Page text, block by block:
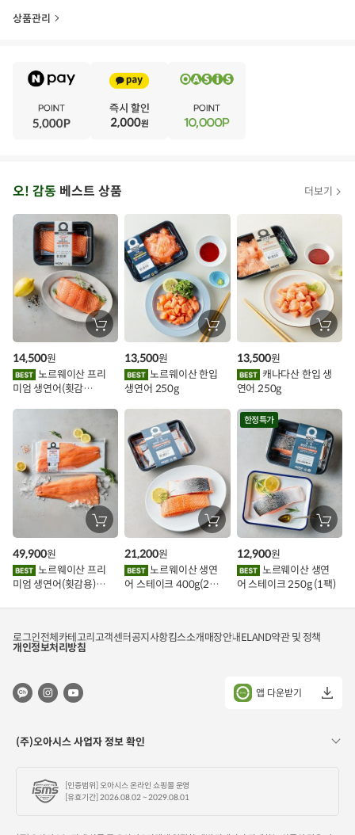
상품관리
아
시
인
이
트
오! 감동 베스트 상품 더보기
장
바
에
담
노르웨이산 프리
미엄 생연어(횟감
14,500원
장
바
에
담
노르웨이산 한입
생연어 250g
13,500원
장
바
에
담
연어 250g
13,500원
장
바
에
담
기
노르웨이산 프리
미엄 생연어(횟감용)
49,900원
장
바
에
담
기
노르웨이산 생연
어 스테이크 400g(2조
21,200원
한정특가
장
바
에
담
기
어 스테이크 250g (1팩)
12,900원
로그인전체카테고리고객센터공지사항킴스소개매장안내ELAND약관 및 정책
개인정보처리방침
앱 다운받기
(주)오아시스 사업자 정보 확인
[인증범위] 오아시스 온라인 쇼핑몰 운영
[유효기간] 2026.08.02 ~ 2029.08.01